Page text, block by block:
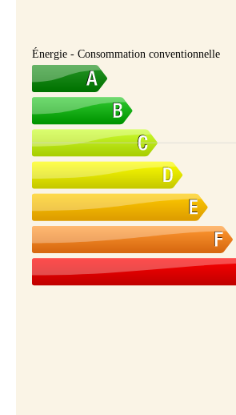
Énergie - Consommation conventionnelle